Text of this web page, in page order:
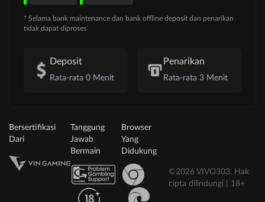
* Selama bank maintenance dan bank offline deposit dan penarikan
tidak dapat diproses
Deposit
Rata-rata 0 Menit
Penarikan
Rata-rata 3 Menit
Bersertifikasi
Dari
Tanggung
Jawab
Bermain
Browser
Yang
Didukung
©2026 VIVO303. Hak
cipta dilindungi | 18+